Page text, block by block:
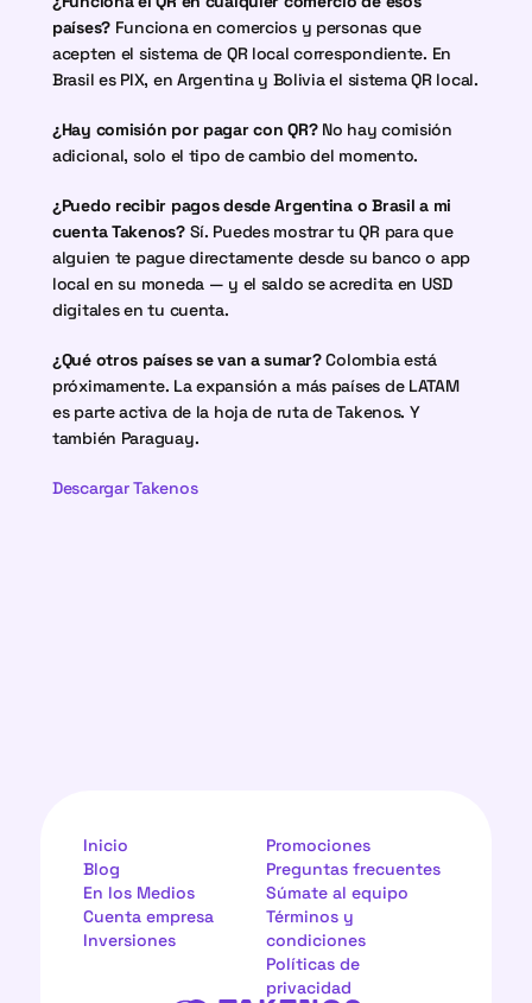
países? Funciona en comercios y personas que
acepten el sistema de QR local correspondiente. En
Brasil es PIX, en Argentina y Bolivia el sistema QR local.
¿Hay comisión por pagar con QR? No hay comisión
adicional, solo el tipo de cambio del momento.
¿Puedo recibir pagos desde Argentina o Brasil a mi
cuenta Takenos? Sí. Puedes mostrar tu QR para que
alguien te pague directamente desde su banco o app
local en su moneda — y el saldo se acredita en USD
digitales en tu cuenta.
¿Qué otros países se van a sumar? Colombia está
próximamente. La expansión a más países de LATAM
es parte activa de la hoja de ruta de Takenos. Y
también Paraguay.
Descargar Takenos
Inicio
Blog
En los Medios
Cuenta empresa
Inversiones
Promociones
Preguntas frecuentes
Súmate al equipo
Términos y
condiciones
Políticas de
privacidad